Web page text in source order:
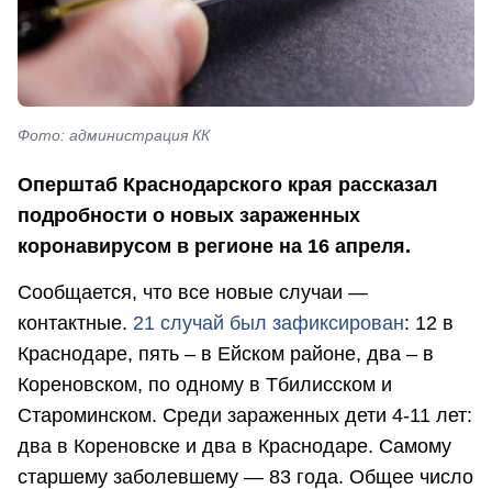
Фото: администрация КК
Оперштаб Краснодарского края рассказал
подробности о новых зараженных
коронавирусом в регионе на 16 апреля.
Сообщается, что все новые случаи —
контактные. 21 случай был зафиксирован: 12 в
Краснодаре, пять – в Ейском районе, два – в
Кореновском, по одному в Тбилисском и
Староминском. Среди зараженных дети 4-11 лет:
два в Кореновске и два в Краснодаре. Самому
старшему заболевшему — 83 года. Общее число